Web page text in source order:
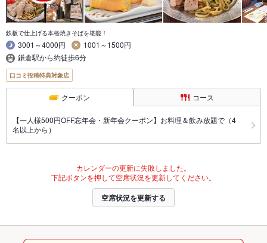
鉄板で仕上げる本格焼きそばを堪能！
3001～4000円
1001～1500円
鎌倉駅から約徒歩6分
口コミ投稿特典対象店
クーポン コース
【一人様500円OFF忘年会・新年会クーポン】お料理＆飲み放題で（4
名以上から）
カレンダーの更新に失敗しました。
下記ボタンを押して空席状況を更新してください。
空席状況を更新する